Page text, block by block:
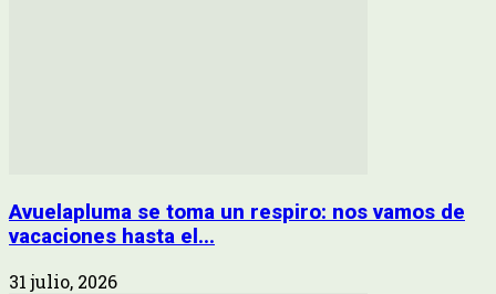
Avuelapluma se toma un respiro: nos vamos de
vacaciones hasta el...
31 julio, 2026